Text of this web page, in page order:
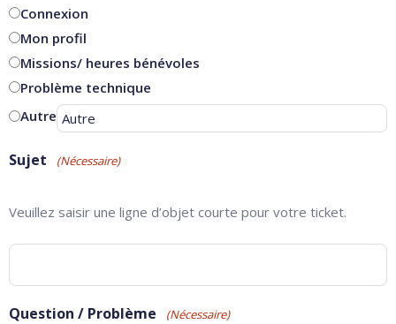
Connexion
Mon profil
Missions/ heures bénévoles
Problème technique
Autre
Sujet (Nécessaire)
Veuillez saisir une ligne d’objet courte pour votre ticket.
Question / Problème (Nécessaire)